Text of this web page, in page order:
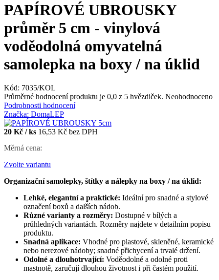
PAPÍROVÉ UBROUSKY
průměr 5 cm - vinylová
voděodolná omyvatelná
samolepka na boxy / na úklid
Kód: 7035/KOL
Průměrné hodnocení produktu je 0,0 z 5 hvězdiček. Neohodnoceno
Podrobnosti hodnocení
Značka: DomaLEP
20 Kč / ks 16,53 Kč bez DPH
Měrná cena:
Zvolte variantu
Organizační samolepky, štítky a nálepky na boxy / na úklid:
Lehké, elegantní a praktické: Ideální pro snadné a stylové
označení boxů a dalších nádob.
Různé varianty a rozměry: Dostupné v bílých a
průhledných variantách. Rozměry najdete v detailním popisu
produktu.
Snadná aplikace: Vhodné pro plastové, skleněné, keramické
nebo nerezové nádoby; snadné přichycení a trvalé držení.
Odolné a dlouhotrvající: Voděodolné a odolné proti
mastnotě, zaručují dlouhou životnost i při častém použití.